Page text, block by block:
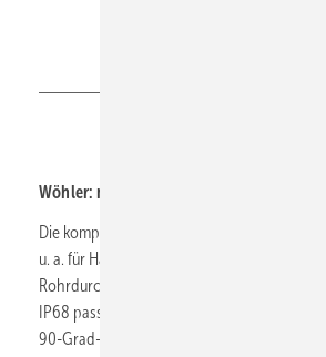
Wöhler: mehr Durchblick im Alltag
Die kompakte Inspektionskamer VIS 260
u. a. für Hausabflüsse und Küchenleitungen
Rohrdurchmessern von 40 bis 70 mm. Der
IP68 passiert mit der 20 m langen
90-Grad-Bögen.